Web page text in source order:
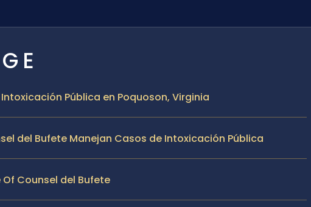
Pública en Poquoson, Virginia
del Bufete Manejan Casos de Intoxicación Pública
Of Counsel del Bufete